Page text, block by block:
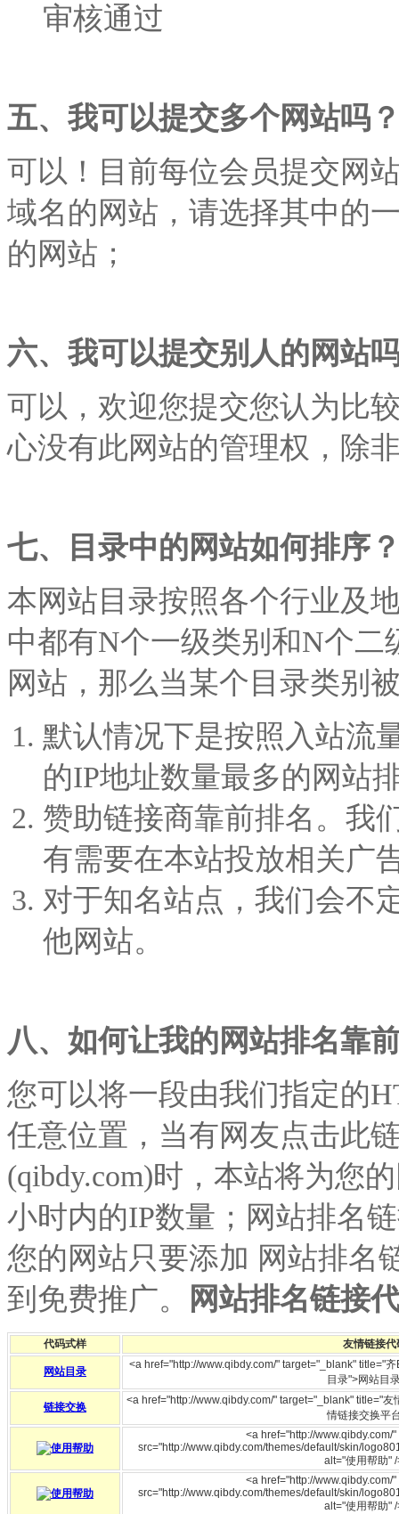
审核通过
五、我可以提交多个网站吗
可以！目前每位会员提交网
域名的网站，请选择其中的
的网站；
六、我可以提交别人的网站
可以，欢迎您提交您认为比
心没有此网站的管理权，除
七、目录中的网站如何排序
本网站目录按照各个行业及
中都有N个一级类别和N个
网站，那么当某个目录类别
默认情况下是按照入站流
的IP地址数量最多的网站
赞助链接商靠前排名。 我
有需要在本站投放相关广
对于知名站点，我们会不
他网站。
八、如何让我的网站排名靠
您可以将一段由我们指定的
任意位置，当有网友点击此
(qibdy.com)时，本站将为您
小时内的IP数量；网站排名
您的网站只要添加 网站排名
到免费推广。
网站排名链接
代码式样 友情链接代
网站目录
<a href="http://www.qibdy.com/" target="_blank" title="
目录">网站目
链接交换
<a href="http://www.qibdy.com/" target="_blank" title="
情链接交换平
<a href="http://www.qibdy.com/
src="http://www.qibdy.com/themes/default/skin/
alt="使用帮助"
<a href="http://www.qibdy.com/
src="http://www.qibdy.com/themes/default/skin/
alt="使用帮助"